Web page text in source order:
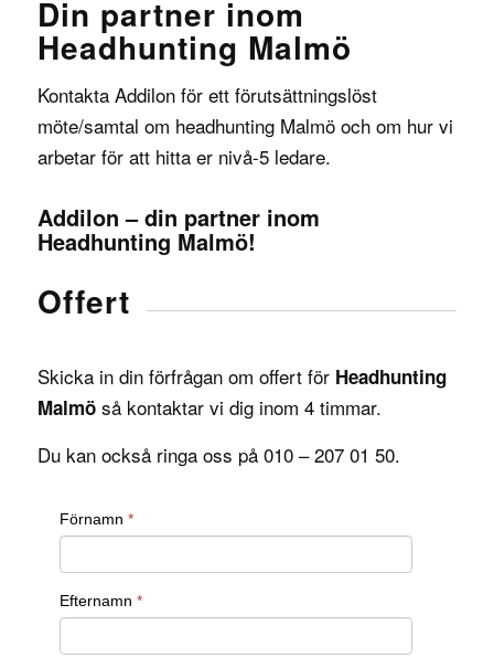
Din partner inom
Headhunting Malmö
Kontakta Addilon för ett förutsättningslöst
möte/samtal om headhunting Malmö och om hur vi
arbetar för att hitta er nivå-5 ledare.
Addilon – din partner inom
Headhunting Malmö!
Offert
Skicka in din förfrågan om offert för Headhunting
Malmö så kontaktar vi dig inom 4 timmar.
Du kan också ringa oss på 010 – 207 01 50.